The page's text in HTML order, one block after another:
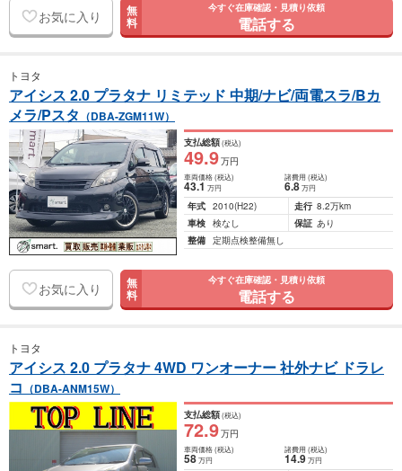
お気に入り 無
料
今すぐ在庫確認・見積り依頼
電話する
トヨタ
アイシス 2.0 プラタナ リミテッド 中期/ナビ/両電スラ/Bカ
メラ/Pスタ （DBA-ZGM11W）
支払総額(税込)
49.9万円
車両価格(税込)
43.1万円
諸費用 (税込)
6.8 万円
年式 2010(H22) 走行 8.2万km
車検 検なし 保証 あり
整備 定期点検整備無し
お気に入り 無
料
今すぐ在庫確認・見積り依頼
電話する
トヨタ
アイシス 2.0 プラタナ 4WD ワンオーナー 社外ナビ ドラレ
コ （DBA-ANM15W）
支払総額(税込)
72.9万円
車両価格(税込)
58万円
諸費用 (税込)
14.9 万円